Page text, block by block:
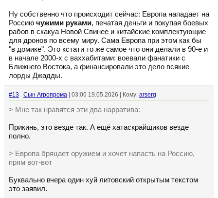
Ну собственно что происходит сейчас: Европа нападает на
Россию чужими руками, печатая деньги и покупая боевых
рабов в скакуа Новой Свинее и китайские комплектующие
для дронов по всему миру. Сама Европа при этом как бы
"в домике". Это кстати то же самое что они делали в 90-е и
в начале 2000-х с ваххабитами: воевали фанатики с
Ближнего Востока, а финансировали это дело всякие
лорды Джадды.
#13 Сын Агропрома | 03:06 19.05.2026 | Кому: arserg
> Мне так нравятся эти два нарратива:
Прикинь, это везде так. А ещё хатаскрайщиков везде
полно.
> Европа бряцает оружием и хочет напасть на Россию,
прям вот-вот
Буквально вчера один хуй литовский открытым текстом
это заявил.